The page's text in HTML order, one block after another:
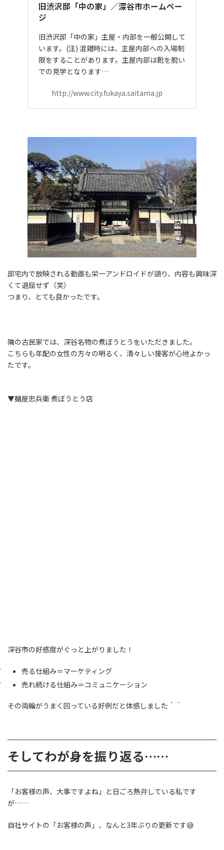
旧渋沢邸「中の家」／深谷市ホームペー
ジ
旧渋沢邸「中の家」主屋・内部を一般公開して
います。(注) 混雑時には、主屋内部への入場制
限をすることがあります。主屋内部は靴を脱い
での見学となります…
http://www.city.fukaya.saitama.jp
邸宅内で放映される動画も栄一アンドロイドが語り、内容も興味深
くて退屈せず（笑）
つまり、とても良かったです。
隣の古民家では、深谷名物の煮ぼうとうをいただきました。
こちらも年配の女性の方々の明るく、清々しい接客が心地よかっ
たです。
▼麺屋忠兵衛 煮ぼうとう店
深谷市の好感度がぐっと上がりました！
売る仕組み＝マーケティング
売れ続ける仕組み＝コミュニケーション
その両輪がうまく回っている好例だと体感しました＾＾
そしてわが身を振り返る……
「お客様の声、大事ですよね」と日ごろ熱弁している私です
が……
自社サイトの「お客様の声」、なんと3年ぶりの更新です😅